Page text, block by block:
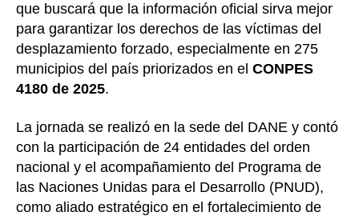
que buscará que la información oficial sirva mejor
para garantizar los derechos de las víctimas del
desplazamiento forzado, especialmente en 275
municipios del país priorizados en el CONPES
4180 de 2025.
La jornada se realizó en la sede del DANE y contó
con la participación de 24 entidades del orden
nacional y el acompañamiento del Programa de
las Naciones Unidas para el Desarrollo (PNUD),
como aliado estratégico en el fortalecimiento de